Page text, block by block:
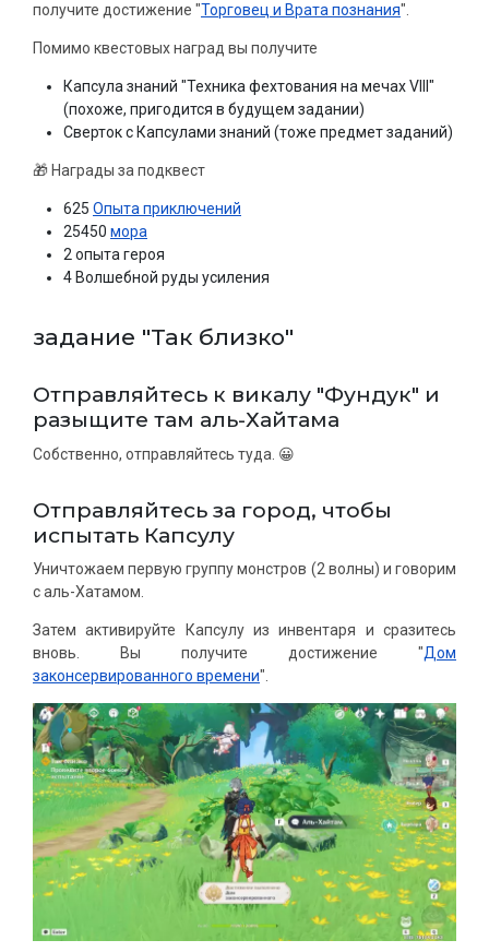
получите достижение "Торговец и Врата познания".
Помимо квестовых наград вы получите
Капсула знаний "Техника фехтования на мечах VIII"
(похоже, пригодится в будущем задании)
Сверток с Капсулами знаний (тоже предмет заданий)
🎁 Награды за подквест
625 Опыта приключений
25450 мора
2 опыта героя
4 Волшебной руды усиления
задание "Так близко"
Отправляйтесь к викалу "Фундук" и
разыщите там аль-Хайтама
Собственно, отправляйтесь туда. 😀
Отправляйтесь за город, чтобы
испытать Капсулу
Уничтожаем первую группу монстров (2 волны) и говорим
с аль-Хатамом.
Затем активируйте Капсулу из инвентаря и сразитесь
вновь. Вы получите достижение "Дом
законсервированного времени".